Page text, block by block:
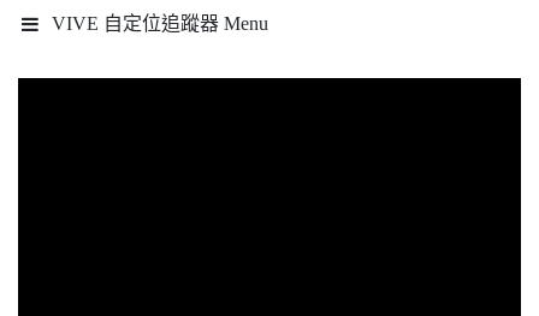
VIVE 自定位追蹤器 Menu